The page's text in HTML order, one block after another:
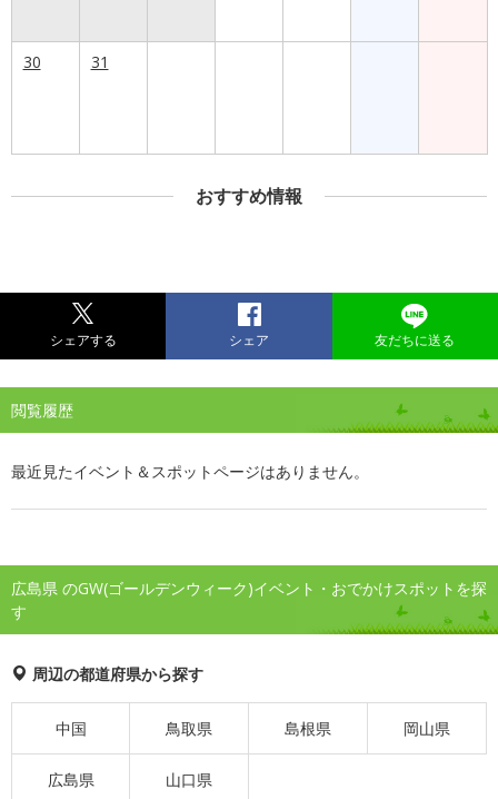
30 31
おすすめ情報
シェアする シェア 友だちに送る
閲覧履歴
最近見たイベント＆スポットページはありません。
広島県 のGW(ゴールデンウィーク)イベント・おでかけスポットを探
す
周辺の都道府県から探す
中国 鳥取県 島根県 岡山県
広島県 山口県